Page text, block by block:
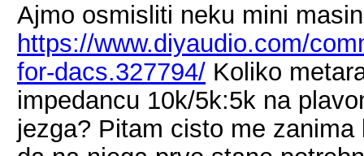
Ajmo osmisliti neku mini
https://www.diyaudio.com/
for-dacs.327794/ Koliko
impedancu 10k/5k:5k na
jezga? Pitam cisto me